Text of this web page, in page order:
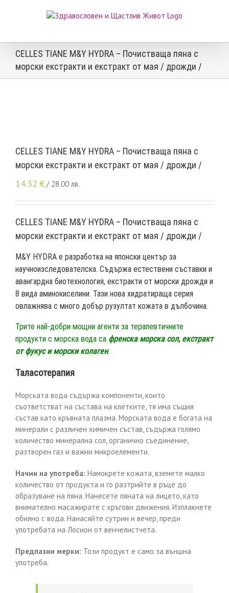
CELLES TIANE M&Y HYDRA – Почистваща пяна с
морски екстракти и екстракт от мая / дрожди /
CELLES TIANE M&Y HYDRA – Почистваща пяна с
морски екстракти и екстракт от мая / дрожди /
14.32 € / 28.00 лв.
CELLES TIANE M&Y HYDRA – Почистваща пяна с
морски екстракти и екстракт от мая / дрожди /
M&Y HYDRA е разработка на японски център за
научноизследователска. Съдържа естествени съставки и
авангардна биотехнология, екстракти от морски дрожди и
8 вида аминокиселини. Тази нова хидратираща серия
овлажнява с много добър рузултат кожата в дълбочина.
Трите най-добри мощни агенти за терапевтичните
продукти с морска вода са френска морска сол, екстракт
от фукус и морски колаген.
Таласотерапия
Морската вода съдържа компоненти, които
съответстват на състава на клетките, тя има същия
състав като кръвната плазма. Морската вода е богата на
минерали с различен химичен състав, съдържа голямо
количество минерална сол, органично съединение,
разтворен газ и важни микроелементи.
Начин на употреба: Намокрете кожата, вземете малко
количество от продукта и го разтрийте в ръце до
образуване на пяна. Нанесете пяната на лицето, като
внимателно масажирате с кръгови движения. Изплакнете
обилно с вода. Нанасяйте сутрин и вечер, преди
употребата на Лосион от венчелистчета.
Предпазни мерки: Този продукт е само за външна
употреба.